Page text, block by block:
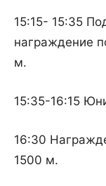
15:15- 15:35
награждение
м.
15:35-16:15
16:30
1500 м.